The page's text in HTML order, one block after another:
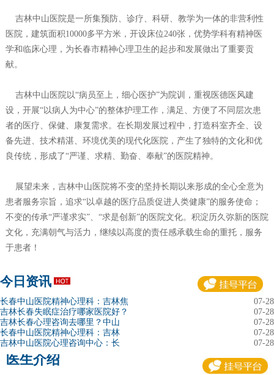
吉林中山医院是一所集预防、诊疗、科研、教学为一体的非营利性
医院，建筑面积10000多平方米，开设床位240张，优势学科有精神医
学和临床心理，为长春市精神心理卫生的起步和发展做出了重要贡
献。
吉林中山医院以“病员至上，细心医护”为院训，重视医德医风建
设，开展“以病人为中心”的整体护理工作，满足、方便了不同层次患
者的医疗、保健、康复需求。在长期发展过程中，打造科室齐全、设
备先进、技术精湛、环境优美的现代化医院，产生了独特的文化和优
良传统，形成了“严谨、求精、勤奋、奉献”的医院精神。
展望未来，吉林中山医院将不变的坚持长期以来形成的全心全意为
患者服务宗旨，追求“以卓越的医疗品质促进人类健康”的服务使命；
不变的传承“严谨求实”、“求是创新”的医院文化。积淀历久弥新的医院
文化，充满朝气与活力，继续以高度的责任感承载生命的重托，服务
于患者！
今日资讯
长春中山医院精神心理科：吉林焦
07-28
吉林长春失眠症治疗哪家医院好？
07-28
吉林长春心理咨询去哪里？中山
07-28
长春中山医院精神心理科：吉林
07-28
吉林中山医院心理咨询中心：长
07-28
医生介绍